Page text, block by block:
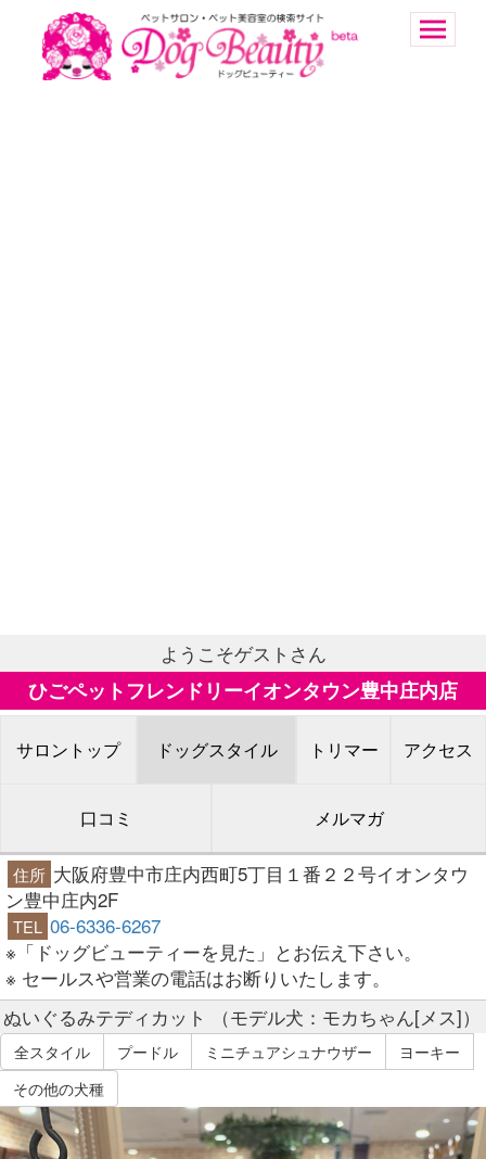
ようこそゲストさん
ひごペットフレンドリーイオンタウン豊中庄内店
サロントップ ドッグスタイル トリマー アクセス
口コミ メルマガ
住所 大阪府豊中市庄内西町5丁目１番２２号イオンタウ
ン豊中庄内2F
TEL 06-6336-6267
※「ドッグビューティーを見た」とお伝え下さい。
※ セールスや営業の電話はお断りいたします。
ぬいぐるみテディカット （モデル犬：モカちゃん[メス]）
全スタイル プードル ミニチュアシュナウザー
ヨーキー
その他の犬種